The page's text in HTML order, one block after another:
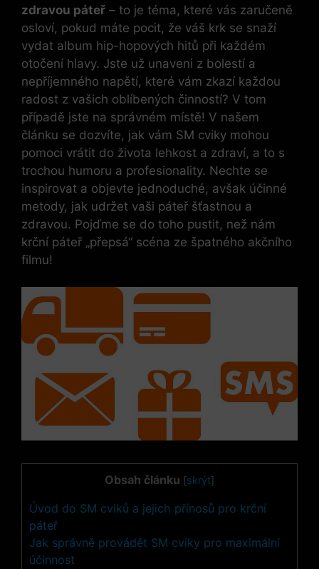
‌zdravou páteř ‌– to ‍je téma, které ‍vás zaručeně
osloví, pokud máte pocit,⁤ že váš krk se snaží
vydat album​ hip-hopových hitů při každém
otočení hlavy. Jste ​už unaveni z‌ bolestí a
nepříjemného napětí, které vám zkazí každou
radost z vašich oblíbených činností? V tom
případě ​jste na správném místě! V našem⁣
článku⁤ se dozvíte, ⁣jak vám SM cviky mohou
pomoci vrátit do života lehkost⁣ a zdraví, a to s
trochou humoru a profesionality. Nechte‌ se
inspirovat‌ a objevte jednoduché, avšak účinné
metody, jak udržet vaši páteř šťastnou a
zdravou. Pojďme se do‍ toho pustit, než ‍nám
krční páteř „přepsá“ scéna ze ⁤špatného akčního
filmu!
Obsah článku [skrýt]
Úvod do SM cviků a‍ jejich přínosů‌ pro krční
páteř
Jak správně provádět⁢ SM cviky pro maximální
účinnost